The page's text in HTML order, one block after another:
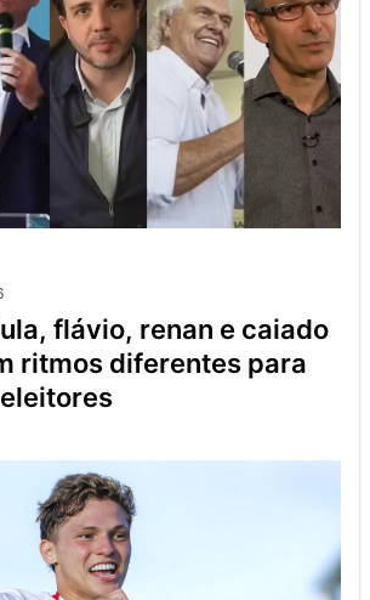
ritmos diferentes para